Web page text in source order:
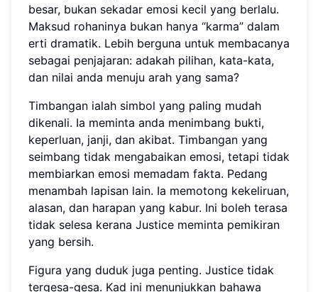
besar, bukan sekadar emosi kecil yang berlalu.
Maksud rohaninya bukan hanya “karma” dalam
erti dramatik. Lebih berguna untuk membacanya
sebagai penjajaran: adakah pilihan, kata-kata,
dan nilai anda menuju arah yang sama?
Timbangan ialah simbol yang paling mudah
dikenali. Ia meminta anda menimbang bukti,
keperluan, janji, dan akibat. Timbangan yang
seimbang tidak mengabaikan emosi, tetapi tidak
membiarkan emosi memadam fakta. Pedang
menambah lapisan lain. Ia memotong kekeliruan,
alasan, dan harapan yang kabur. Ini boleh terasa
tidak selesa kerana Justice meminta pemikiran
yang bersih.
Figura yang duduk juga penting. Justice tidak
tergesa-gesa. Kad ini menunjukkan bahawa